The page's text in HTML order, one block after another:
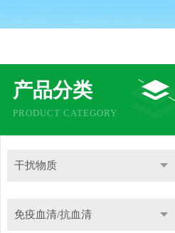
产品分类
PRODUCT CATEGORY
干扰物质
免疫血清/抗血清